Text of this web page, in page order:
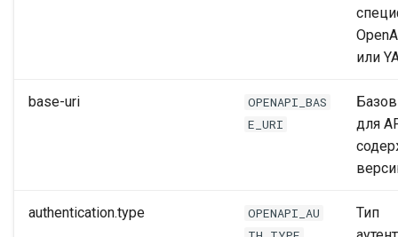
или
base-uri
OPENAPI_BAS
E_URI
для
authentication.type
OPENAPI_AU
Тип